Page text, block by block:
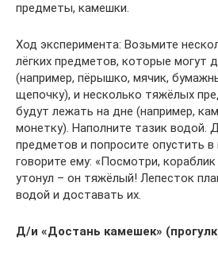
предметы, камешки.
Ход эксперимента: Возьмите
лёгких предметов, которые могут
(например, пёрышко, мячик,
щепочку), и несколько тяжёлых
будут лежать на дне (например,
монетку). Наполните тазик водой.
предметов и попросите опустить
говорите ему: «Посмотри,
утонул – он тяжёлый! Лепесток
водой и доставать их.
Д/и «Достань камешек»